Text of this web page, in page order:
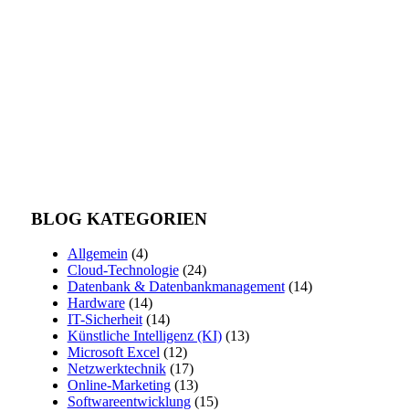
BLOG KATEGORIEN
Allgemein (4)
Cloud-Technologie(24)
Datenbank & Datenbankmanagement(14)
Hardware(14)
IT-Sicherheit(14)
Künstliche Intelligenz (KI)(13)
Microsoft Excel (12)
Netzwerktechnik(17)
Online-Marketing(13)
Softwareentwicklung(15)